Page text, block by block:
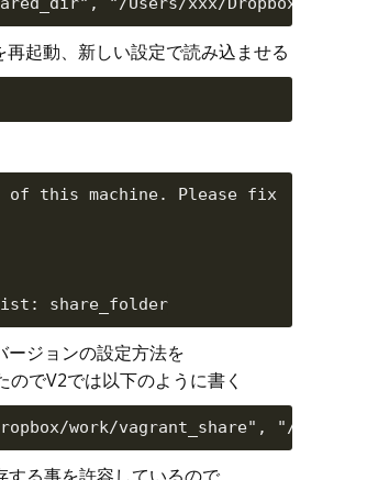
起動、新しい設定で読み込ませる
this machine. Please fix
ジョンの設定方法を
でV2では以下のように書く
る事を許容しているので